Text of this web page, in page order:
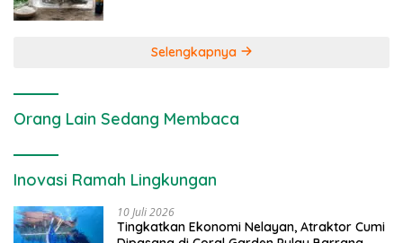
Selengkapnya
Orang Lain Sedang Membaca
Inovasi Ramah Lingkungan
10 Juli 2026
Tingkatkan Ekonomi Nelayan, Atraktor Cumi